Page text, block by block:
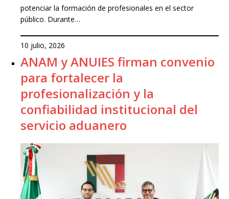
potenciar la formación de profesionales en el sector
público. Durante…
10 julio, 2026
ANAM y ANUIES firman convenio
para fortalecer la
profesionalización y la
confiabilidad institucional del
servicio aduanero